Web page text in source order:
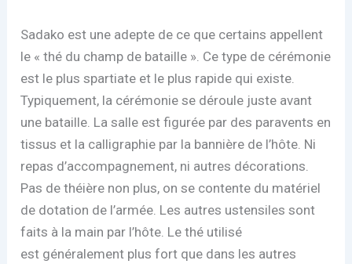
Sadako est une adepte de ce que certains appellent
le « thé du champ de bataille ». Ce type de cérémonie
est le plus spartiate et le plus rapide qui existe.
Typiquement, la cérémonie se déroule juste avant
une bataille. La salle est figurée par des paravents en
tissus et la calligraphie par la bannière de l’hôte. Ni
repas d’accompagnement, ni autres décorations.
Pas de théière non plus, on se contente du matériel
de dotation de l’armée. Les autres ustensiles sont
faits à la main par l’hôte. Le thé utilisé
est généralement plus fort que dans les autres